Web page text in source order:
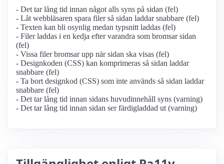
- Det tar lång tid innan något alls syns på sidan (fel)
- Låt webbläsaren spara filer så sidan laddar snabbare (fel)
- Texten kan bli osynlig medan typsnitt laddas (fel)
- Filer laddas i en kedja efter varandra som bromsar sidan
(fel)
- Vissa filer bromsar upp när sidan ska visas (fel)
- Designkoden (CSS) kan komprimeras så sidan laddar
snabbare (fel)
- Ta bort designkod (CSS) som inte används så sidan laddar
snabbare (fel)
- Det tar lång tid innan sidans huvudinnehåll syns (varning)
- Det tar lång tid innan sidan ser färdigladdad ut (varning)